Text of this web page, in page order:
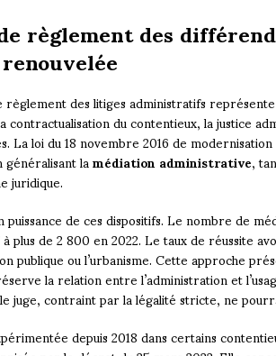
règlement des
des litiges administratifs
du contentieux, la justice
loi du 18 novembre 2016 de
lamédiation administrative,
juridique.
de ces dispositifs. Le nombre de
plus de 2 800 en 2022. Le taux de réussite
publique ou l’urbanisme. Cette approche
la relation entre l’administration et
juge, contraint par la légalité stricte, ne
depuis 2018 dans certains